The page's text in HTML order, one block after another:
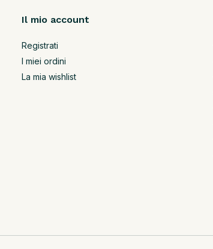
Il mio account
Registrati
I miei ordini
La mia wishlist